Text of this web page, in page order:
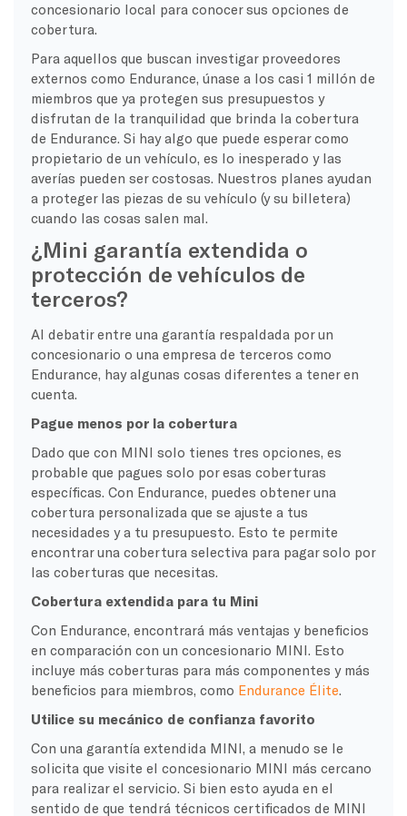
concesionario local para conocer sus opciones de
cobertura.
Para aquellos que buscan investigar proveedores
externos como Endurance, únase a los casi 1 millón de
miembros que ya protegen sus presupuestos y
disfrutan de la tranquilidad que brinda la cobertura
de Endurance. Si hay algo que puede esperar como
propietario de un vehículo, es lo inesperado y las
averías pueden ser costosas. Nuestros planes ayudan
a proteger las piezas de su vehículo (y su billetera)
cuando las cosas salen mal.
¿Mini garantía extendida o
protección de vehículos de
terceros?
Al debatir entre una garantía respaldada por un
concesionario o una empresa de terceros como
Endurance, hay algunas cosas diferentes a tener en
cuenta.
Pague menos por la cobertura
Dado que con MINI solo tienes tres opciones, es
probable que pagues solo por esas coberturas
específicas. Con Endurance, puedes obtener una
cobertura personalizada que se ajuste a tus
necesidades y a tu presupuesto. Esto te permite
encontrar una cobertura selectiva para pagar solo por
las coberturas que necesitas.
Cobertura extendida para tu Mini
Con Endurance, encontrará más ventajas y beneficios
en comparación con un concesionario MINI. Esto
incluye más coberturas para más componentes y más
beneficios para miembros, como Endurance Élite.
Utilice su mecánico de confianza favorito
Con una garantía extendida MINI, a menudo se le
solicita que visite el concesionario MINI más cercano
para realizar el servicio. Si bien esto ayuda en el
sentido de que tendrá técnicos certificados de MINI